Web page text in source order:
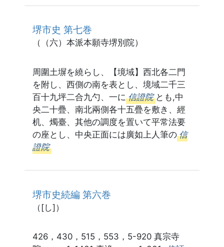
堺市史 第七巻
（（六）本派本願寺堺別院）
周圍土塀を繞らし、【境域】西北各二門
を附し、西側の南を表とし、境域二千三
百十九坪二合九勺、一に 信證院 とも,中
央二十疊、南北兩側各十五疊を敷き、經
机、燭臺、其他の調度を置いて平常法要
の座とし、中央正面には廣如上人筆の 信
證院
堺市史続編 第六巻
（[し]）
426，430，515，553，5-920 真宗寺